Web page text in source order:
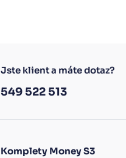
Jste klient a máte dotaz?
549 522 513
Komplety Money S3